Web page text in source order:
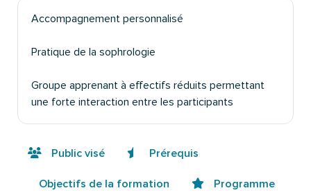
Accompagnement personnalisé
Pratique de la sophrologie
Groupe apprenant à effectifs réduits permettant
une forte interaction entre les participants
Public visé Prérequis
Objectifs de la formation Programme